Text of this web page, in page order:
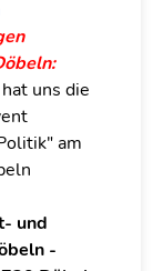
uns die
am
und
-